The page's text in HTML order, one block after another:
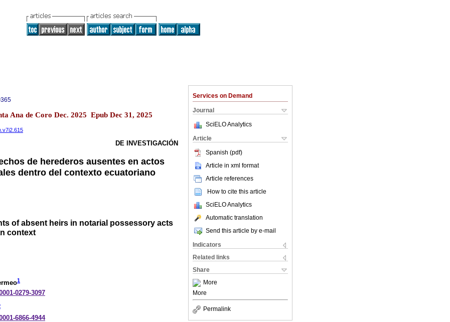
Services on Demand
Journal
SciELO Analytics
Article
Spanish (pdf)
Article in xml format
Article references
How to cite this article
SciELO Analytics
Automatic translation
Send this article by e-mail
Indicators
Related links
Share
More
More
Permalink
Ana de Coro Dec. 2025 Epub Dec 31, 2025
DE INVESTIGACIÓN
de herederos ausentes en actos
dentro del contexto ecuatoriano
of absent heirs in notarial possessory acts
context
1
0279-3097
6866-4944